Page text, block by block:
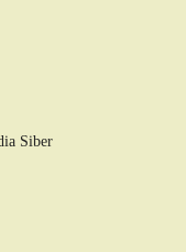
Siber